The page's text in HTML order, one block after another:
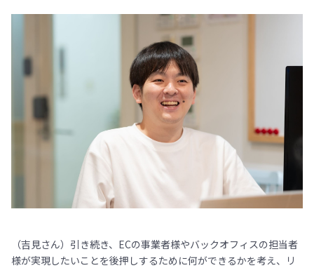
（吉見さん）引き続き、ECの事業者様やバックオフィスの担当者
様が実現したいことを後押しするために何ができるかを考え、リ